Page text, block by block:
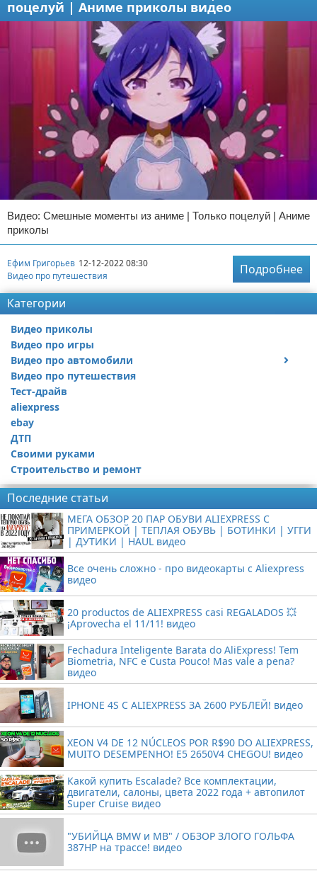
поцелуй | Аниме приколы видео
Видео: Смешные моменты из аниме | Только поцелуй | Аниме
приколы
Ефим Григорьев 12-12-2022 08:30
Видео про путешествия
Подробнее
Категории
Видео приколы
Видео про игры
Видео про автомобили
Ремонт автомобиля
Видео про путешествия
Тест-драйв
aliexpress
ebay
ДТП
Своими руками
Строительство и ремонт
Последние статьи
МЕГА ОБЗОР 20 ПАР ОБУВИ ALIEXPRESS С
ПРИМЕРКОЙ | ТЕПЛАЯ ОБУВЬ | БОТИНКИ | УГГИ
| ДУТИКИ | HAUL видео
Все очень сложно - про видеокарты с Aliexpress
видео
20 productos de ALIEXPRESS casi REGALADOS 💥
¡Aprovecha el 11/11! видео
Fechadura Inteligente Barata do AliExpress! Tem
Biometria, NFC e Custa Pouco! Mas vale a pena?
видео
IPHONE 4S С ALIEXPRESS ЗА 2600 РУБЛЕЙ! видео
XEON V4 DE 12 NÚCLEOS POR R$90 DO ALIEXPRESS,
MUITO DESEMPENHO! E5 2650V4 CHEGOU! видео
Какой купить Escalade? Все комплектации,
двигатели, салоны, цвета 2022 года + автопилот
Super Cruise видео
"УБИЙЦА BMW и MB" / ОБЗОР ЗЛОГО ГОЛЬФА
387HP на трассе! видео